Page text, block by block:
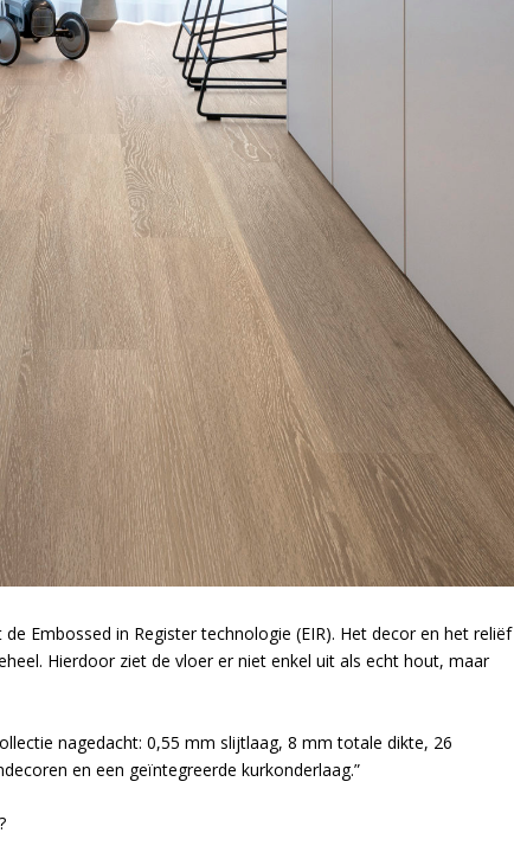
Embossed in Register technologie (EIR). Het decor en het reliëf
Hierdoor ziet de vloer er niet enkel uit als echt hout, maar
nagedacht: 0,55 mm slijtlaag, 8 mm totale dikte, 26
en een geïntegreerde kurkonderlaag.”